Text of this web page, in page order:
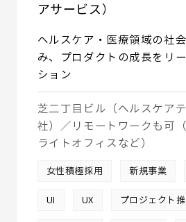
アサービス）
ヘルスケア・医療領域の社
み、プロダクトの成長をリ
ション
芝二丁目ビル（ヘルスケア
社）／リモートワークも可
ライトオフィスなど）
女性積極採用 新規事業
UI UX プロジェクト